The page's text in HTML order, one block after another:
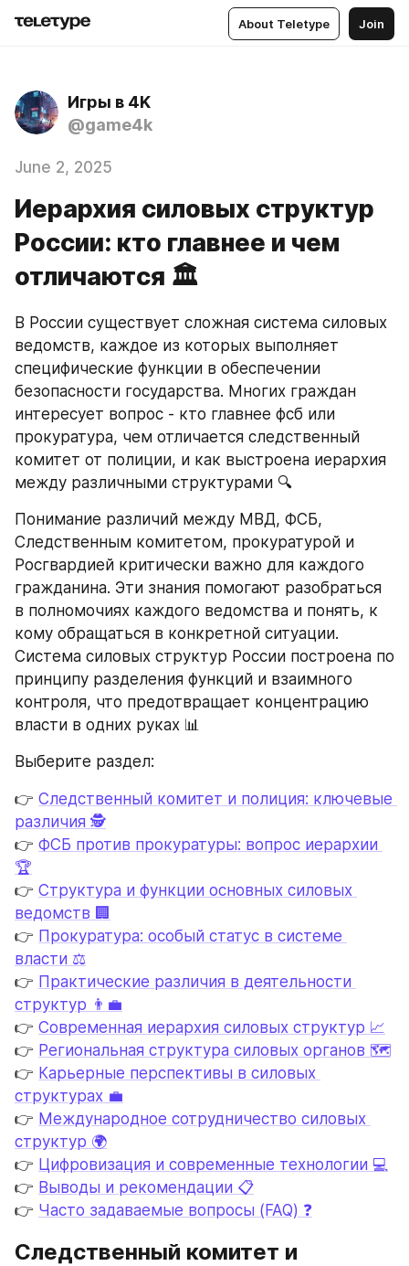
About Teletype Join
Игры в 4K
@game4k
June 2, 2025
Иерархия силовых структур
России: кто главнее и чем
отличаются 🏛️
В России существует сложная система силовых
ведомств, каждое из которых выполняет
специфические функции в обеспечении
безопасности государства. Многих граждан
интересует вопрос - кто главнее фсб или
прокуратура, чем отличается следственный
комитет от полиции, и как выстроена иерархия
между различными структурами 🔍
Понимание различий между МВД, ФСБ,
Следственным комитетом, прокуратурой и
Росгвардией критически важно для каждого
гражданина. Эти знания помогают разобраться
в полномочиях каждого ведомства и понять, к
кому обращаться в конкретной ситуации.
Система силовых структур России построена по
принципу разделения функций и взаимного
контроля, что предотвращает концентрацию
власти в одних руках 📊
Выберите раздел:
👉 Следственный комитет и полиция: ключевые
различия 🕵️
👉 ФСБ против прокуратуры: вопрос иерархии
🏆
👉 Структура и функции основных силовых
ведомств 🏢
👉 Прокуратура: особый статус в системе
власти ⚖️
👉 Практические различия в деятельности
структур 👨‍💼
👉 Современная иерархия силовых структур 📈
👉 Региональная структура силовых органов 🗺️
👉 Карьерные перспективы в силовых
структурах 💼
👉 Международное сотрудничество силовых
структур 🌍
👉 Цифровизация и современные технологии 💻
👉 Выводы и рекомендации 📋
👉 Часто задаваемые вопросы (FAQ) ❓
Следственный комитет и